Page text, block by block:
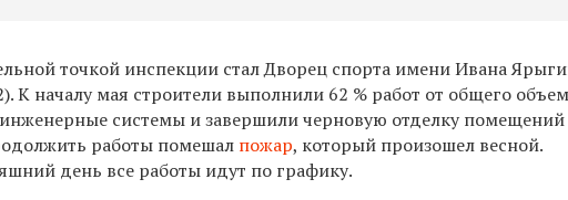
точкой инспекции стал Дворец спорта имени Ивана
К началу мая строители выполнили 62 % работ от общего
системы и завершили черновую отделку
работы помешал пожар, который произошел весной.
день все работы идут по графику.